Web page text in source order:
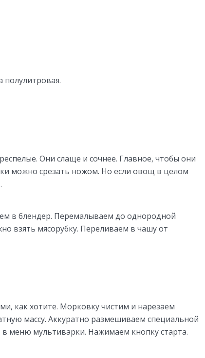
полулитровая.
Они слаще и сочнее. Главное, чтобы они
можно срезать ножом. Но если овощ в целом
в блендер. Перемалываем до однородной
взять мясорубку. Переливаем в чашу от
как хотите. Морковку чистим и нарезаем
массу. Аккуратно размешиваем специальной
меню мультиварки. Нажимаем кнопку старта.